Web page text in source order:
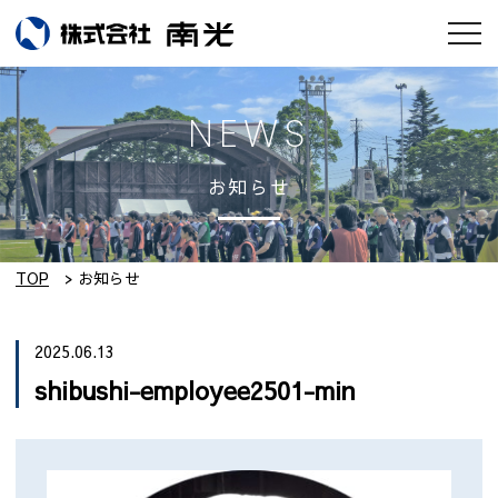
会社情報
南光のモノづくり
工場紹介
実績集
採用情報
NEWS
お知らせ
TOP お知らせ
2025.06.13
shibushi-employee2501-min